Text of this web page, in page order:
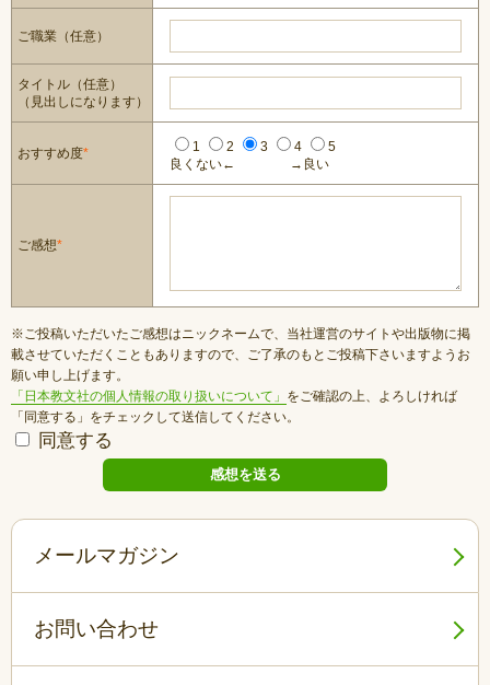
ご職業（任意）
タイトル（任意）
（見出しになります）
おすすめ度* 1 2 3 4
5
良くない←
→良い
ご感想*
※ご投稿いただいたご感想はニックネームで、当社運営のサイトや出版物に掲
載させていただくこともありますので、ご了承のもとご投稿下さいますようお
願い申し上げます。
「日本教文社の個人情報の取り扱いについて」 をご確認の上、よろしければ
「同意する」をチェックして送信してください。
同意する
メールマガジン
お問い合わせ